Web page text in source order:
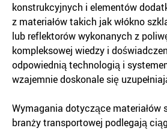
konstrukcyjnych i elementów
z materiałów takich jak włókno
lub reflektorów wykonanych z
kompleksowej wiedzy i
odpowiednią technologią i
wzajemnie doskonale się
Wymagania dotyczące materiałów
branży transportowej podlegają